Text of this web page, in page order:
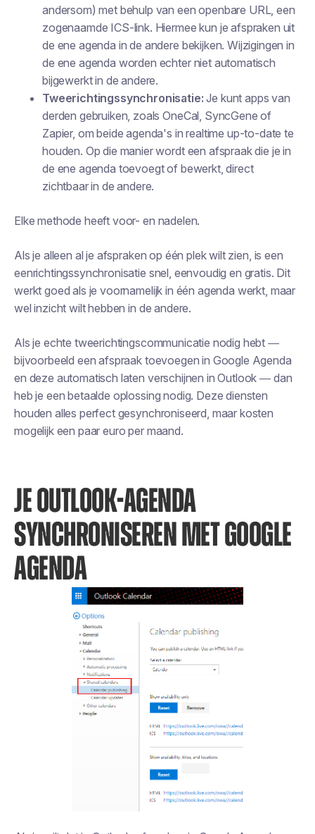
andersom) met behulp van een openbare URL, een
zogenaamde ICS-link. Hiermee kun je afspraken uit
de ene agenda in de andere bekijken. Wijzigingen in
de ene agenda worden echter niet automatisch
bijgewerkt in de andere.
Tweerichtingssynchronisatie: Je kunt apps van
derden gebruiken, zoals OneCal, SyncGene of
Zapier, om beide agenda's in realtime up-to-date te
houden. Op die manier wordt een afspraak die je in
de ene agenda toevoegt of bewerkt, direct
zichtbaar in de andere.
Elke methode heeft voor- en nadelen.
Als je alleen al je afspraken op één plek wilt zien, is een
eenrichtingssynchronisatie snel, eenvoudig en gratis. Dit
werkt goed als je voornamelijk in één agenda werkt, maar
wel inzicht wilt hebben in de andere.
Als je echte tweerichtingscommunicatie nodig hebt —
bijvoorbeeld een afspraak toevoegen in Google Agenda
en deze automatisch laten verschijnen in Outlook — dan
heb je een betaalde oplossing nodig. Deze diensten
houden alles perfect gesynchroniseerd, maar kosten
mogelijk een paar euro per maand.
JE OUTLOOK-AGENDA
SYNCHRONISEREN MET GOOGLE
AGENDA